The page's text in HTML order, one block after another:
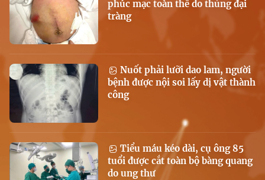
phúc mạc toàn thể do thủng đại
tràng
Nuốt phải lưỡi dao lam, người
bệnh được nội soi lấy dị vật thành
công
Tiểu máu kéo dài, cụ ông 85
tuổi được cắt toàn bộ bàng quang
do ung thư